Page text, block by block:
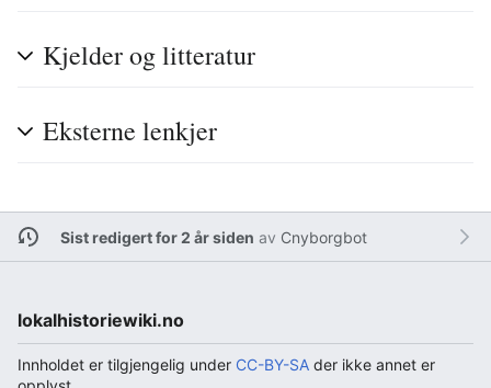
Kjelder og litteratur
Eksterne lenkjer
Sist redigert for 2 år siden av Cnyborgbot
lokalhistoriewiki.no
Innholdet er tilgjengelig under CC-BY-SA der ikke annet er